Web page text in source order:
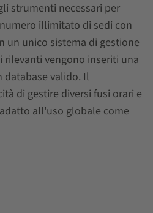
strumenti necessari per
illimitato di sedi con
un unico sistema di gestione
rilevanti vengono inseriti una
valido. Il
di gestire diversi fusi orari e
all'uso globale come